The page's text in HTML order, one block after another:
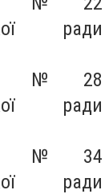
ради
№ 28
ради
№ 34
ради